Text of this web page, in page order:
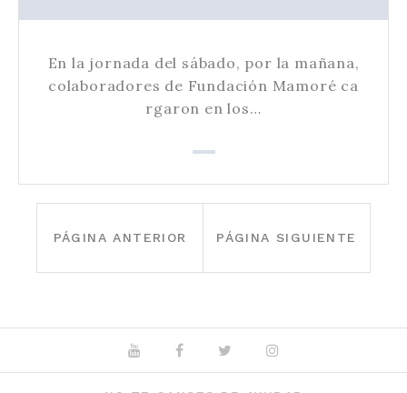
En la jornada del sábado, por la mañana,
colaboradores de Fundación Mamoré ca
rgaron en los…
DE
PÁGINA ANTERIOR PÁGINA SIGUIENTE
YoutubeFacebookTwitter